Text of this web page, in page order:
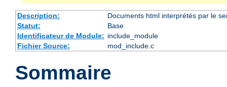
Description:
Documents html interprétés par le
Statut:
Base
Identificateur de Module: include_module
Fichier Source:
mod_include.c
Sommaire